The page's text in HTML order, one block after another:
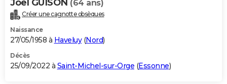
Joel GUISON (64 ans)
Créer une cagnotte obsèques
Naissance
27/05/1958 à Haveluy(Nord)
Décès
25/09/2022 à Saint-Michel-sur-Orge (Essonne)